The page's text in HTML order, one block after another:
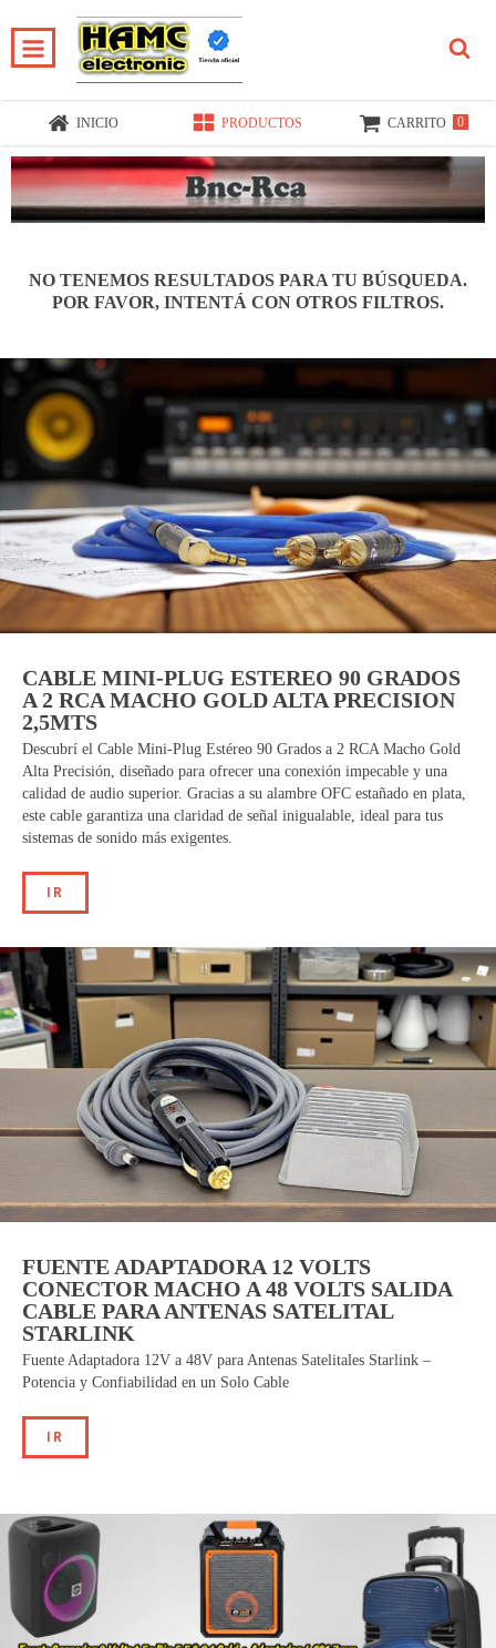
INICIO PRODUCTOS CARRITO 0
NO TENEMOS RESULTADOS PARA TU BÚSQUEDA.
POR FAVOR, INTENTÁ CON OTROS FILTROS.
CABLE MINI-PLUG ESTEREO 90 GRADOS
A 2 RCA MACHO GOLD ALTA PRECISION
2,5MTS
Descubrí el Cable Mini-Plug Estéreo 90 Grados a 2 RCA Macho Gold
Alta Precisión, diseñado para ofrecer una conexión impecable y una
calidad de audio superior. Gracias a su alambre OFC estañado en plata,
este cable garantiza una claridad de señal inigualable, ideal para tus
sistemas de sonido más exigentes.
IR
FUENTE ADAPTADORA 12 VOLTS
CONECTOR MACHO A 48 VOLTS SALIDA
CABLE PARA ANTENAS SATELITAL
STARLINK
Fuente Adaptadora 12V a 48V para Antenas Satelitales Starlink –
Potencia y Confiabilidad en un Solo Cable
IR